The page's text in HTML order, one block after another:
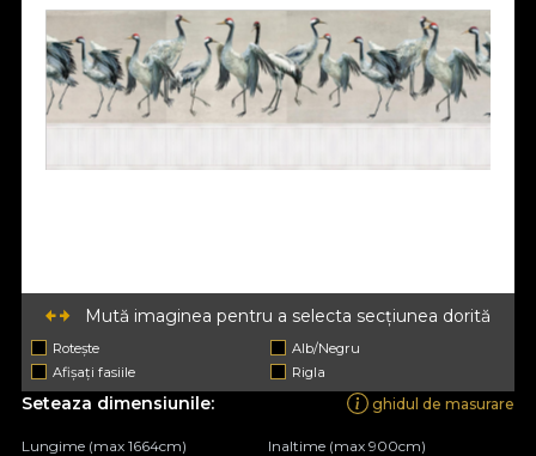
Mută imaginea pentru a selecta secțiunea dorită
Rotește
Alb/Negru
Afișați fasiile
Rigla
Seteaza dimensiunile: ghidul de masurare
Lungime (max 1664cm) Inaltime (max 900cm)